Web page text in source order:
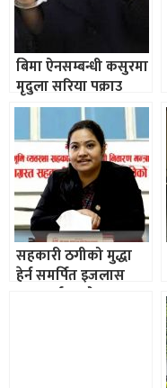
बिमा ऐनसम्बन्धी कसुरमा
मृदुला सरिया पक्राउ
सहकारी ठगीको मुद्धा
हेर्न समर्पित इजलास
गठन गर्न अनुरोध